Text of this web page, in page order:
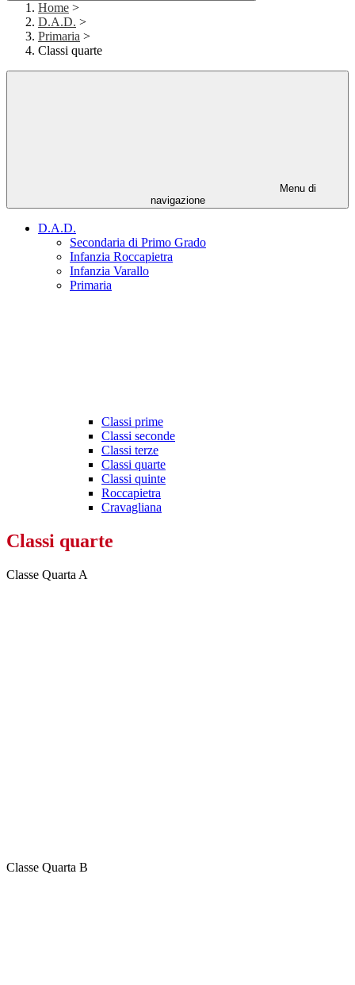
Home >
D.A.D. >
Primaria >
Classi quarte
Menu di
navigazione
D.A.D.
Secondaria di Primo Grado
Infanzia Roccapietra
Infanzia Varallo
Primaria
Classi prime
Classi seconde
Classi terze
Classi quarte
Classi quinte
Roccapietra
Cravagliana
Classi quarte
Classe Quarta A
Classe Quarta B